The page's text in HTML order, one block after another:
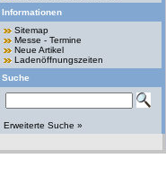
Informationen
Sitemap
Messe - Termine
Neue Artikel
Ladenöffnungszeiten
Suche
Erweiterte Suche »